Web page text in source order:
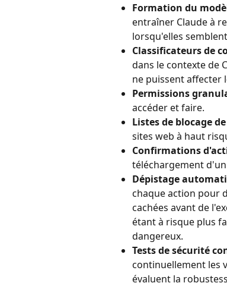
Formation du
entraîner Claude à
lorsqu'elles
Classificateurs de
dans le contexte de
ne puissent affecter
Permissions
accéder et faire.
Listes de blocage
sites web à haut
Confirmations
téléchargement
Dépistage
chaque action pour
cachées avant de
étant à risque plus
dangereux.
Tests de sécurité
continuellement les
évaluent la